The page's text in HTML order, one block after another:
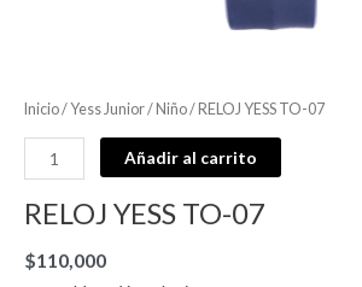
Inicio/Yess Junior/Niño/ RELOJ YESS TO-07
Añadir al carrito
RELOJ YESS TO-07
$110,000